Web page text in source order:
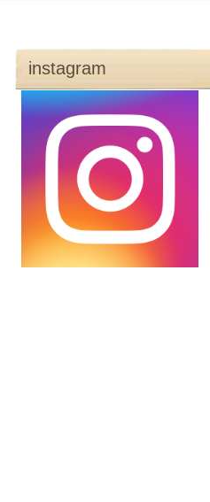
instagram